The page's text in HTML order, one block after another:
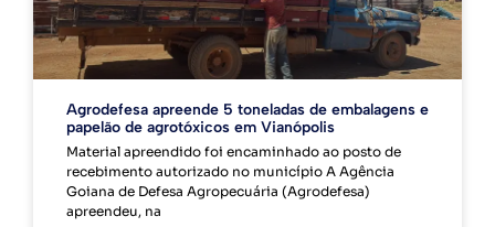
Agrodefesa apreende 5 toneladas de embalagens e
papelão de agrotóxicos em Vianópolis
Material apreendido foi encaminhado ao posto de
recebimento autorizado no município A Agência
Goiana de Defesa Agropecuária (Agrodefesa)
apreendeu, na